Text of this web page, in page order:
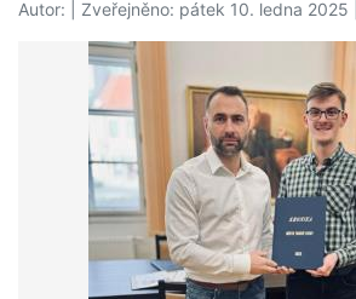
Autor: | Zveřejněno: pátek 10. ledna 2025 |